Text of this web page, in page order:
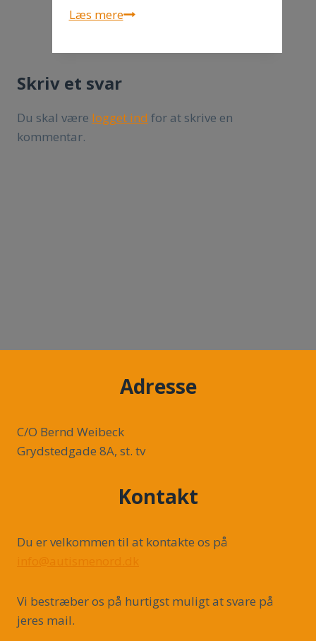
Læs mereSlides
Ulla
2016
Skriv et svar
Du skal være logget ind for at skrive en
kommentar.
Adresse
C/O Bernd Weibeck
Grydstedgade 8A, st. tv
Kontakt
Du er velkommen til at kontakte os på
Vi bestræber os på hurtigst muligt at svare på
jeres mail.